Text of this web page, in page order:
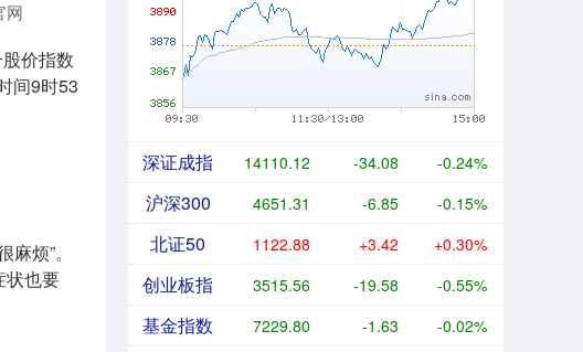
网
价指数
间9时53
烦”。
状也要
深证成指 14110.12 -34.08 -0.24%
沪深300 4651.31 -6.85 -0.15%
北证50 1122.88 +3.42 +0.30%
创业板指 3515.56 -19.58 -0.55%
基金指数 7229.80 -1.63 -0.02%